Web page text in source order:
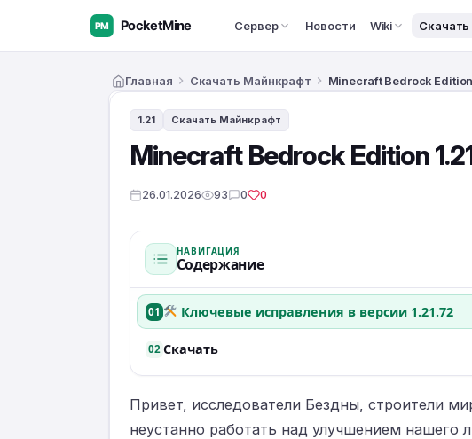
Сервер Новости Wiki
Главная Скачать Майнкрафт Minecraft Bedrock Edition
1.21 Скачать Майнкрафт
Minecraft Bedrock Edition
26.01.2026 93 0 0
НАВИГАЦИЯ
Содержание
01 Ключевые исправления в версии 1.21.72
02 Скачать
Привет, исследователи Бездны, строители
неустанно работать над улучшением нашего